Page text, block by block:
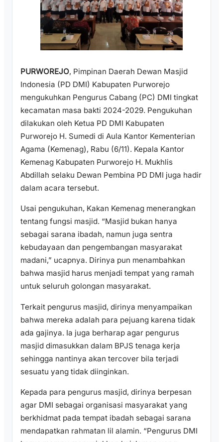
PURWOREJO, Pimpinan Daerah Dewan Masjid
Indonesia (PD DMI) Kabupaten Purworejo
mengukuhkan Pengurus Cabang (PC) DMI tingkat
kecamatan masa bakti 2024-2029. Pengukuhan
dilakukan oleh Ketua PD DMI Kabupaten
Purworejo H. Sumedi di Aula Kantor Kementerian
Agama (Kemenag), Rabu (6/11). Kepala Kantor
Kemenag Kabupaten Purworejo H. Mukhlis
Abdillah selaku Dewan Pembina PD DMI juga hadir
dalam acara tersebut.
Usai pengukuhan, Kakan Kemenag menerangkan
tentang fungsi masjid. “Masjid bukan hanya
sebagai sarana ibadah, namun juga sentra
kebudayaan dan pengembangan masyarakat
madani,” ucapnya. Dirinya pun menambahkan
bahwa masjid harus menjadi tempat yang ramah
untuk seluruh golongan masyarakat.
Terkait pengurus masjid, dirinya menyampaikan
bahwa mereka adalah para pejuang karena tidak
ada gajinya. Ia juga berharap agar pengurus
masjid dimasukkan dalam BPJS tenaga kerja
sehingga nantinya akan tercover bila terjadi
sesuatu yang tidak diinginkan.
Kepada para pengurus masjid, dirinya berpesan
agar DMI sebagai organisasi masyarakat yang
berkhidmat pada tempat ibadah sebagai sarana
mendapatkan rahmatan lil alamin. “Pengurus DMI